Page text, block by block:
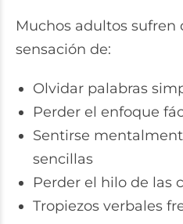
Muchos adultos sufren
sensación de:
Olvidar palabras
Perder el enfoque
Sentirse
sencillas
Perder el hilo de las
Tropiezos verbales